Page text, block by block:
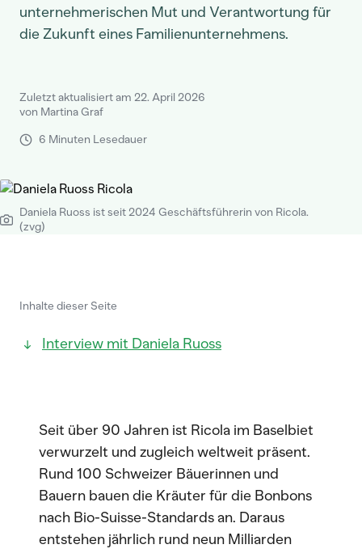
unternehmerischen Mut und Verantwortung für
die Zukunft eines Familienunternehmens.
Zuletzt aktualisiert am 22. April 2026
von Martina Graf
6 Minuten Lesedauer
Daniela Ruoss ist seit 2024 Geschäftsführerin von Ricola.
(zvg)
Inhalte dieser Seite
Interview mit Daniela Ruoss
Seit über 90 Jahren ist Ricola im Baselbiet
verwurzelt und zugleich weltweit präsent.
Rund 100 Schweizer Bäuerinnen und
Bauern bauen die Kräuter für die Bonbons
nach Bio-Suisse-Standards an. Daraus
entstehen jährlich rund neun Milliarden